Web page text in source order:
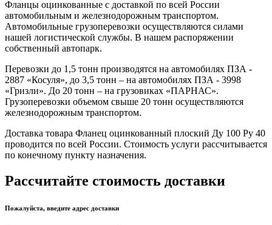
Фланцы оцинкованные с доставкой по всей России
автомобильным и железнодорожным транспортом.
Автомобильные грузоперевозки осуществляются силами
нашей логистической службы. В нашем распоряжении
собственный автопарк.
Перевозки до 1,5 тонн производятся на автомобилях ПЗА -
2887 «Косуля», до 3,5 тонн – на автомобилях ПЗА - 3998
«Гризли». До 20 тонн – на грузовиках «ПАРНАС».
Грузоперевозки объемом свыше 20 тонн осуществляются
железнодорожным транспортом.
Доставка товара Фланец оцинкованный плоский Ду 100 Ру 40
проводится по всей России. Стоимость услуги рассчитывается
по конечному пункту назначения.
Рассчитайте стоимость доставки
Пожалуйста, введите адрес доставки